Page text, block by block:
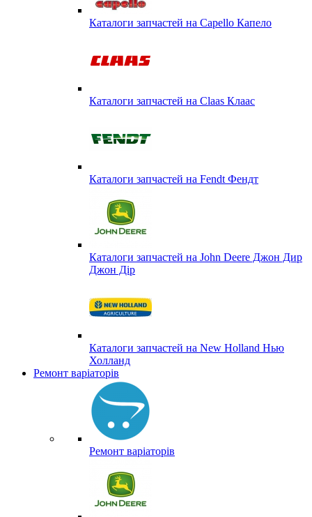
Каталоги запчастей на Capello Капело
Каталоги запчастей на Claas Клаас
Каталоги запчастей на Fendt Фендт
Каталоги запчастей на John Deere Джон Дир
Джон Дір
Каталоги запчастей на New Holland Нью
Холланд
Ремонт варіаторів
Ремонт варіаторів